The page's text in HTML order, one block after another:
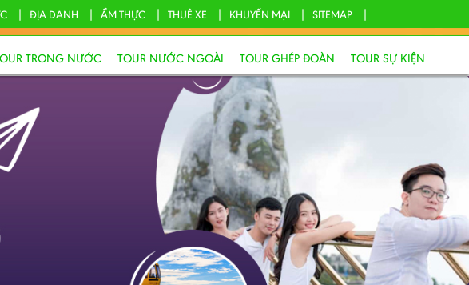
ĐỊA DANH ẨM THỰC THUÊ XE KHUYẾN MẠI SITEMAP
TRONG NƯỚC TOUR NƯỚC NGOÀI TOUR GHÉP ĐOÀN TOUR SỰ KIỆN